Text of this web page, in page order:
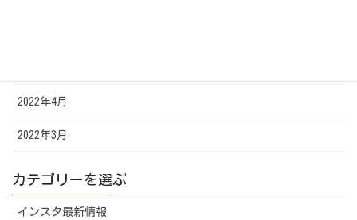
2022年4月
2022年3月
カテゴリーを選ぶ
インスタ最新情報